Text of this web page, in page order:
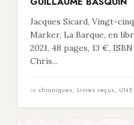
Jacques Sicard, Vingt-
Marker, La Barque, en
2021, 48 pages, 13 €,
Chris...
in chroniques, Livres reçus, UNE